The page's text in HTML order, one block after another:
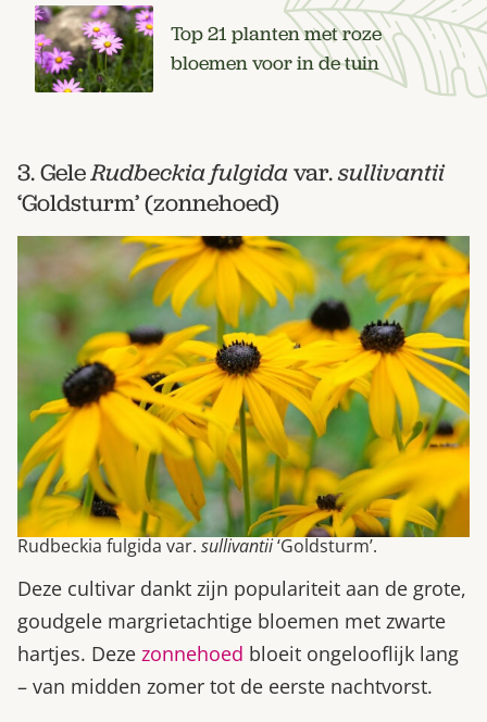
Top 21 planten met roze
bloemen voor in de tuin
3. GeleRudbeckia fulgidavar.sullivantii
‘Goldsturm’ (zonnehoed)
Rudbeckia fulgida var. sullivantii‘Goldsturm’.
Deze cultivar dankt zijn populariteit aan de grote,
goudgele margrietachtige bloemen met zwarte
hartjes. Deze zonnehoed bloeit ongelooflijk lang
– van midden zomer tot de eerste nachtvorst.